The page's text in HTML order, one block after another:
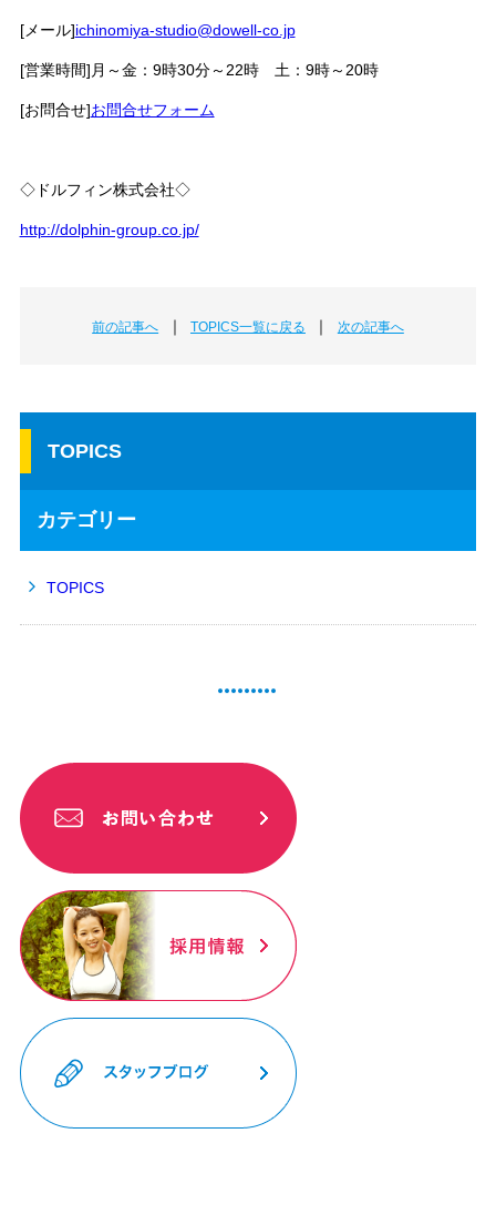
[メール]ichinomiya-studio@dowell-co.jp
[営業時間]月～金：9時30分～22時 土：9時～20時
[お問合せ]お問合せフォーム
◇ドルフィン株式会社◇
http://dolphin-group.co.jp/
前の記事へ ｜ TOPICS一覧に戻る ｜ 次の記事へ
TOPICS
カテゴリー
TOPICS